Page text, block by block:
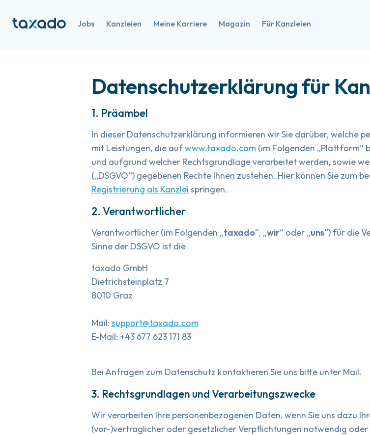
Jobs Kanzleien Meine Karriere Magazin Für Kanzleien
Datenschutzerklärung für
1. Präambel
In dieser Datenschutzerklärung informieren wir Sie darüber, welche
mit Leistungen, die aufwww.taxado.com (im Folgenden „Plattform“
und aufgrund welcher Rechtsgrundlage verarbeitet werden, sowie
(„DSGVO“) gegebenen Rechte Ihnen zustehen. Hier können Sie zum
Registrierung als Kanzlei springen.
2. Verantwortlicher
Verantwortlicher (im Folgenden „taxado“, „wir“ oder „uns“) für die
Sinne der DSGVO ist die
taxado GmbH
Dietrichsteinplatz 7
8010 Graz
Mail: support@taxado.com
E-Mail: +43 677 623 171 83
Bei Anfragen zum Datenschutz kontaktieren Sie uns bitte unter Mail.
3. Rechtsgrundlagen und Verarbeitungszwecke
Wir verarbeiten Ihre personenbezogenen Daten, wenn Sie uns dazu
(vor-)vertraglicher oder gesetzlicher Verpflichtungen notwendig